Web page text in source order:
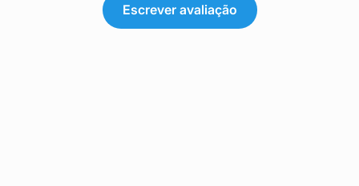
Escrever avaliação